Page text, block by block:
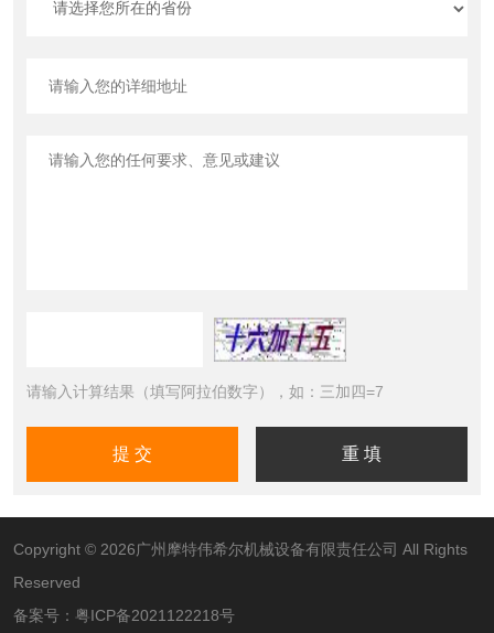
请输入计算结果（填写阿拉伯数字），如：三加四=7
Copyright © 2026广州摩特伟希尔机械设备有限责任公司 All Rights
Reserved
备案号： 粤ICP备2021122218号